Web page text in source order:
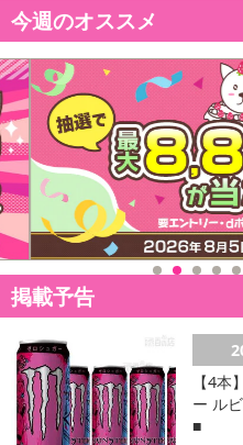
金はいたしかねます。
また、お届け日時のご指定は、
不在票にてご対応ください。
※発送予定日は前後する場合がご
日が異なります。
※dショッピングサンプル百貨店
だいた後のご感想をいただくこ
禁じます。
転売等、目的以外での利用が確
止させていただきます。
【配送伝票番号について】
※こちらの商品については商品
配送伝票番号がマイページに
めご了承ください。
発送日カレンダー
今週のオススメ
掲載予告
【4
ー ル
■